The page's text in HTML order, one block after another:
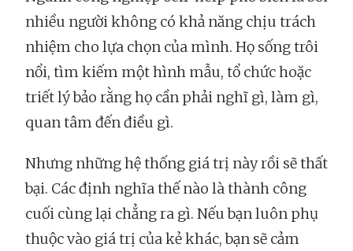
nhiều người không có khả năng chịu trách
nhiệm cho lựa chọn của mình. Họ sống trôi
nổi, tìm kiếm một hình mẫu, tổ chức hoặc
triết lý bảo rằng họ cần phải nghĩ gì, làm gì,
quan tâm đến điều gì.
Nhưng những hệ thống giá trị này rồi sẽ thất
bại. Các định nghĩa thế nào là thành công
cuối cùng lại chẳng ra gì. Nếu bạn luôn phụ
thuộc vào giá trị của kẻ khác, bạn sẽ cảm